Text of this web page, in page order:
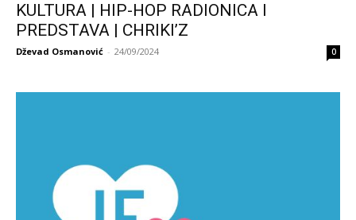
KULTURA | HIP-HOP RADIONICA I
PREDSTAVA | CHRIKI’Z
Dževad Osmanović - 24/09/2024 0